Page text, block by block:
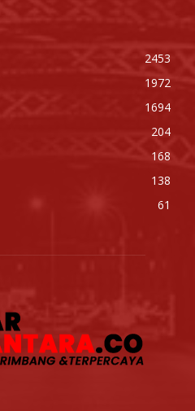
2453
1972
1694
204
168
138
61